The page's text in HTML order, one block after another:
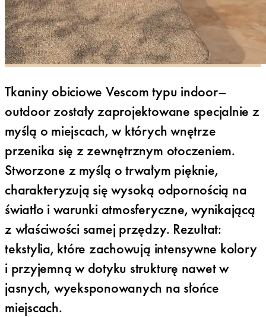
Tkaniny obiciowe Vescom typu indoor–
outdoor zostały zaprojektowane specjalnie z
myślą o miejscach, w których wnętrze
przenika się z zewnętrznym otoczeniem.
Stworzone z myślą o trwałym pięknie,
charakteryzują się wysoką odpornością na
światło i warunki atmosferyczne, wynikającą
z właściwości samej przędzy. Rezultat:
tekstylia, które zachowują intensywne kolory
i przyjemną w dotyku strukturę nawet w
jasnych, wyeksponowanych na słońce
miejscach.